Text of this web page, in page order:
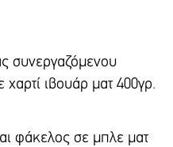
συνεργαζόμενου
ιβουάρ ματ 400γρ.
φάκελος σε μπλε ματ